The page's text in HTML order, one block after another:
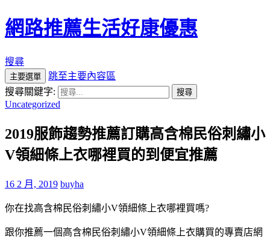
網路推薦生活好康優惠
搜尋
主要選單
跳至主要內容區
搜尋關鍵字:
Uncategorized
2019服飾趨勢推薦訂購高含棉民俗刺繡小
V領細條上衣哪裡買的到便宜推薦
16 2 月, 2019 buyha
你在找高含棉民俗刺繡小V領細條上衣哪裡買嗎?
跟你推薦一個高含棉民俗刺繡小V領細條上衣購買的專賣店網